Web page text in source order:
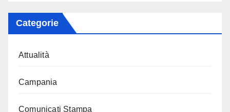
Categorie
Attualità
Campania
Comunicati Stampa